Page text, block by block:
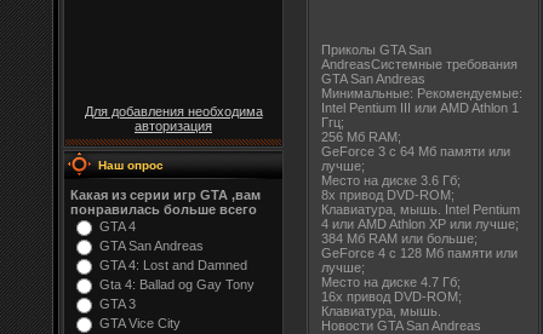
Для добавления необходима
авторизация
Наш опрос
Какая из серии игр GTA ,вам
понравилась больше всего
GTA 4
GTA San Andreas
GTA 4: Lost and Damned
Gta 4: Ballad og Gay Tony
GTA 3
GTA Vice City
Приколы GTA San
AndreasСистемные требования
GTA San Andreas
Минимальные: Рекомендуемые:
Intel Pentium III или AMD Athlon 1
Ггц;
256 Мб RAM;
GeForce 3 с 64 Мб памяти или
лучше;
Место на диске 3.6 Гб;
8х привод DVD-ROM;
Клавиатура, мышь. Intel Pentium
4 или AMD Athlon XP или лучше;
384 Мб RAM или больше;
GeForce 4 с 128 Мб памяти или
лучше;
Место на диске 4.7 Гб;
16х привод DVD-ROM;
Клавиатура, мышь.
Новости GTA San Andreas